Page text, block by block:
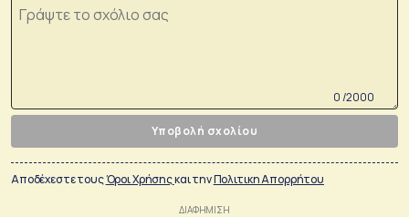
0 /2000
Υποβολή σχολίου
Αποδέχεστε τουςΌροι Χρήσηςκαι τηνΠολιτικη Απορρήτου